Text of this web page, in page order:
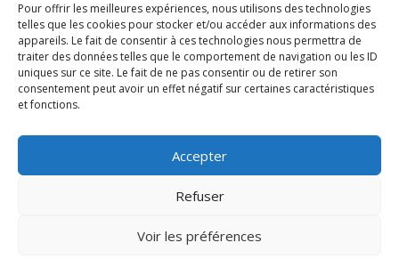
Pour offrir les meilleures expériences, nous utilisons des technologies
telles que les cookies pour stocker et/ou accéder aux informations des
appareils. Le fait de consentir à ces technologies nous permettra de
traiter des données telles que le comportement de navigation ou les ID
uniques sur ce site. Le fait de ne pas consentir ou de retirer son
consentement peut avoir un effet négatif sur certaines caractéristiques
et fonctions.
Accepter
Refuser
Voir les préférences